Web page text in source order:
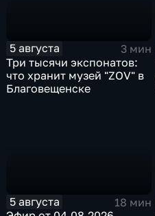
5 августа
3 мин
Три тысячи экспонатов:
что хранит музей "ZOV" в
Благовещенске
5 августа
18 мин